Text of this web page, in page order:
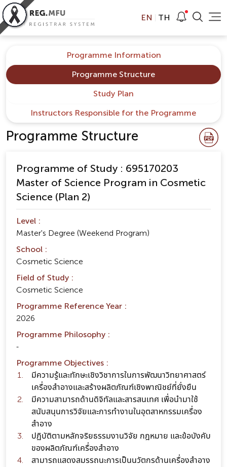
EN TH
Programme Information
Programme Structure
Study Plan
Instructors Responsible for the Programme
Programme Structure
Programme of Study : 695170203
Master of Science Program in Cosmetic
Science (Plan 2)
Level :
Master's Degree (Weekend Program)
School :
Cosmetic Science
Field of Study :
Cosmetic Science
Programme Reference Year :
2026
Programme Philosophy :
-
Programme Objectives :
มีความรู้และทักษะเชิงวิชาการในการพัฒนาวิทยาศาสตร์
เครื่องสำอางและสร้างผลิตภัณฑ์เชิงพาณิชย์ที่ยั่งยืน
มีความสามารถด้านดิจิทัลและสารสนเทศ เพื่อนำมาใช้
สนับสนุนการวิจัยและการทำงานในอุตสาหกรรมเครื่อง
สำอาง
ปฏิบัติตามหลักจริยธรรมงานวิจัย กฎหมาย และข้อบังคับ
ของผลิตภัณฑ์เครื่องสำอาง
สามารถแสดงสมรรถนะการเป็นนวัตกรด้านเครื่องสำอาง